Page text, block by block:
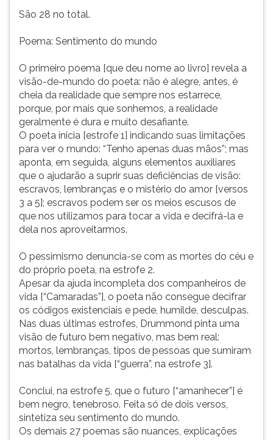
São 28 no total.
Poema: Sentimento do mundo
O primeiro poema [que deu nome ao livro] revela a
visão-de-mundo do poeta: não é alegre, antes, é
cheia da realidade que sempre nos estarrece,
porque, por mais que sonhemos, a realidade
geralmente é dura e muito desafiante.
O poeta inicia [estrofe 1] indicando suas limitações
para ver o mundo: “Tenho apenas duas mãos”; mas
aponta, em seguida, alguns elementos auxiliares
que o ajudarão a suprir suas deficiências de visão:
escravos, lembranças e o mistério do amor [versos
3 a 5]; escravos podem ser os meios escusos de
que nos utilizamos para tocar a vida e decifrá-la e
dela nos aproveitarmos.
O pessimismo denuncia-se com as mortes do céu e
do próprio poeta, na estrofe 2.
Apesar da ajuda incompleta dos companheiros de
vida [“Camaradas”], o poeta não consegue decifrar
os códigos existenciais e pede, humilde, desculpas.
Nas duas últimas estrofes, Drummond pinta uma
visão de futuro bem negativo, mas bem real:
mortos, lembranças, tipos de pessoas que sumiram
nas batalhas da vida [“guerra”, na estrofe 3].
Conclui, na estrofe 5, que o futuro [“amanhecer”] é
bem negro, tenebroso. Feita só de dois versos,
sintetiza seu sentimento do mundo.
Os demais 27 poemas são nuances, explicações